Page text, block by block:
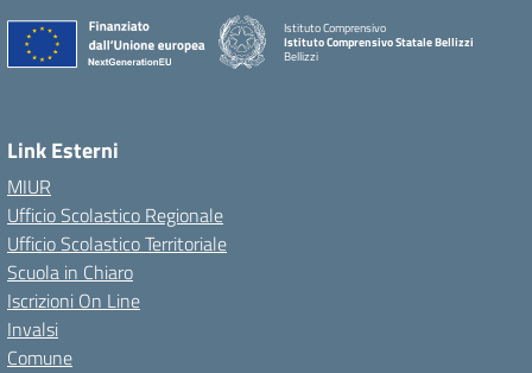
Istituto Comprensivo
Istituto Comprensivo Statale Bellizzi
Bellizzi
Link Esterni
MIUR
Ufficio Scolastico Regionale
Ufficio Scolastico Territoriale
Scuola in Chiaro
Iscrizioni On Line
Invalsi
Comune